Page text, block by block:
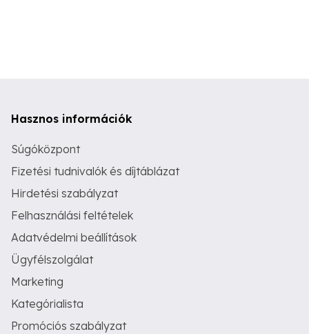
Hasznos információk
Súgóközpont
Fizetési tudnivalók és díjtáblázat
Hirdetési szabályzat
Felhasználási feltételek
Adatvédelmi beállítások
Ügyfélszolgálat
Marketing
Kategórialista
Promóciós szabályzat